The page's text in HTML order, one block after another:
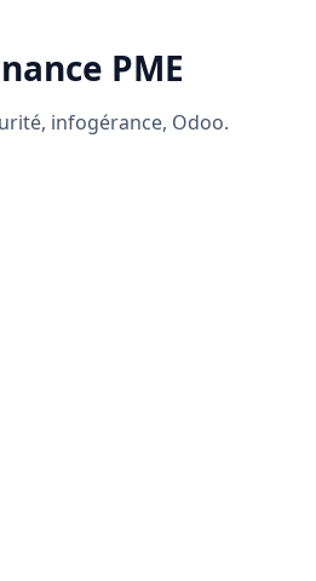
PME
infogérance, Odoo.